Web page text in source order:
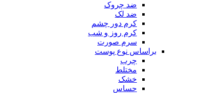
ضد چروک
ضد لک
کرم دور چشم
کرم روز و شب
سرم صورت
براساس نوع پوست
چرب
مختلط
خشک
حساس